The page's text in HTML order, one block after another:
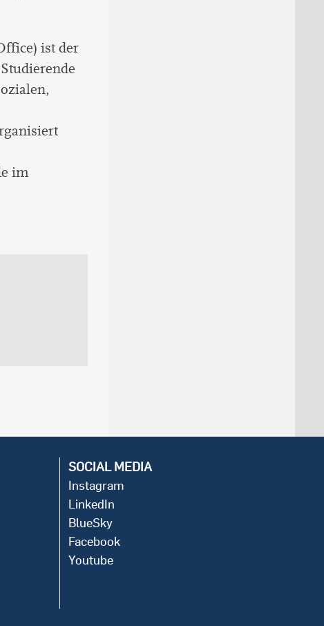
ist der
im
SOCIAL MEDIA
Instagram
LinkedIn
BlueSky
Facebook
Youtube